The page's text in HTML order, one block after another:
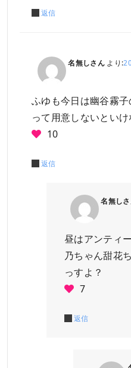
返信
名無しさん より:
ふゆも今日は幽谷霧
って用意しないとい
10
返信
名無し
昼はアンティ
乃ちゃん甜花
っすよ？
7
返信